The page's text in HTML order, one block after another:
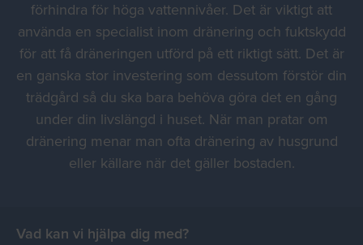
förhindra för höga vattennivåer. Det är viktigt att
använda en specialist inom dränering och fuktskydd
för att få dräneringen utförd på ett riktigt sätt. Det är
en ganska stor investering som dessutom förstör din
trädgård så du ska bara behöva göra det en gång
under din livslängd i huset. När man pratar om
dränering menar man ofta dränering av husgrund
eller källare när det gäller bostaden.
Vad kan vi hjälpa dig med?